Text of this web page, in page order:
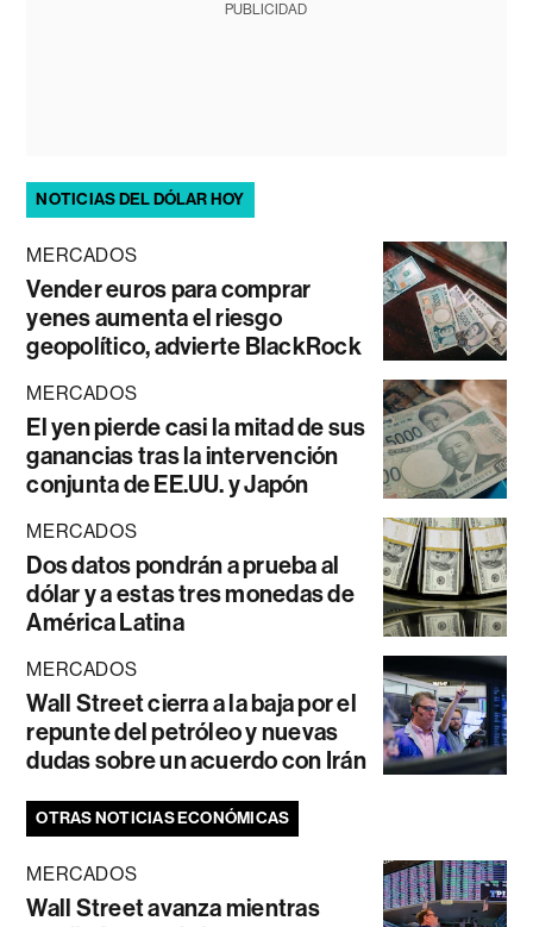
PUBLICIDAD
NOTICIAS DEL DÓLAR HOY
MERCADOS
Vender euros para comprar
yenes aumenta el riesgo
geopolítico, advierte BlackRock
MERCADOS
El yen pierde casi la mitad de sus
ganancias tras la intervención
conjunta de EE.UU. y Japón
MERCADOS
Dos datos pondrán a prueba al
dólar y a estas tres monedas de
América Latina
MERCADOS
Wall Street cierra a la baja por el
repunte del petróleo y nuevas
dudas sobre un acuerdo con Irán
OTRAS NOTICIAS ECONÓMICAS
MERCADOS
Wall Street avanza mientras